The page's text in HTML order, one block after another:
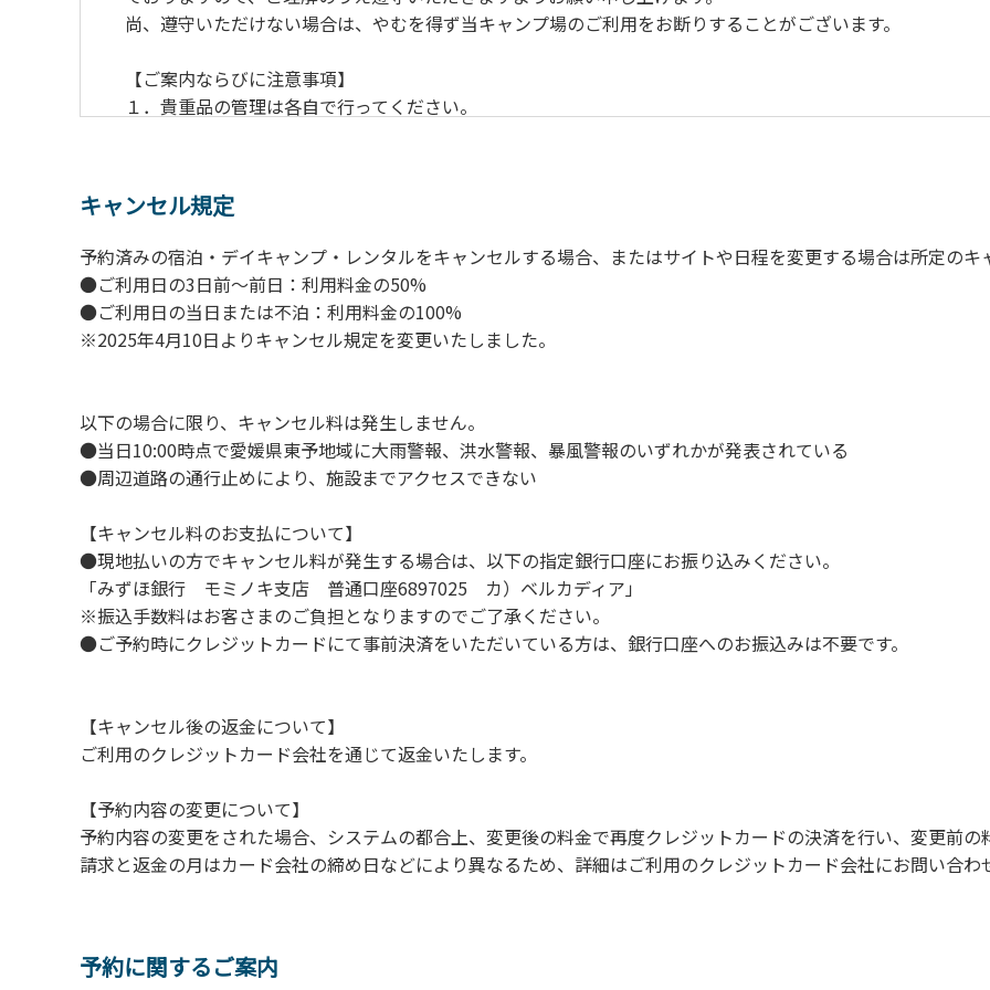
尚、遵守いただけない場合は、やむを得ず当キャンプ場のご利⽤をお断りすることがございます。
【ご案内ならびに注意事項】
１．貴重品の管理は各⾃で⾏ってください。
４．ゴミ（炭含む）は全てお持ち帰りください。
５．暴⼒団等反社会勢⼒及びその関係者ならびに公共の秩序、善良の⾵俗に反する恐れのある場合には、ご利
６．不可抗⼒以外の事由により建造物、家具、備品、その他の物品を損傷、紛失、汚染させた場合には、相
７．当キャンプ場内（駐⾞場を含む）での事故や盗難などにつきましては、⼀切の責任を負いかねます。
８．⾞中で宿泊される場合は、必ずエンジンを停⽌してください。
９．レンタル品はビジターセンターに返却してください。
１．花⽕（⼿持ちや打ち上げなど全て）
２．地⾯への直⽕による焚き⽕、BBQ、キャンプファイヤー
３．硬いボールでの野球、キャッチボール・サッカー
４．芝⽣をいためる恐れのある⾏為
５．⼤きな⾳で⾳楽や楽器などを鳴らす⾏為及びカラオケ
６．発電機の使⽤
７．申込みされたサイト以外のサイトの利⽤や共⽤部の占有⾏為
８．許可無く広告物の配布や掲⽰または物品の販売等を⾏なうこと
９．その他周りに迷惑となるような⾏為（夜間の⼤声での談笑等）や他⼈に嫌悪感を与えるような⾏為
１０．ペット同伴での利⽤
キャンセル規定
予約済みの宿泊・デイキャンプ・レンタルをキャンセルする場合、またはサイトや日程を変更する場合は所定のキ
●ご利用日の3日前～前日：利用料金の50%
●ご利用日の当日または不泊：利用料金の100%
※2025年4月10日よりキャンセル規定を変更いたしました。
以下の場合に限り、キャンセル料は発生しません。
●当日10:00時点で愛媛県東予地域に大雨警報、洪水警報、暴風警報のいずれかが発表されている
●周辺道路の通行止めにより、施設までアクセスできない
【キャンセル料のお支払について】
●現地払いの方でキャンセル料が発生する場合は、以下の指定銀行口座にお振り込みください。
「みずほ銀行 モミノキ支店 普通口座6897025 カ）ベルカディア」
※振込手数料はお客さまのご負担となりますのでご了承ください。
●ご予約時にクレジットカードにて事前決済をいただいている方は、銀行口座へのお振込みは不要です。
【キャンセル後の返金について】
ご利用のクレジットカード会社を通じて返金いたします。
【予約内容の変更について】
予約内容の変更をされた場合、システムの都合上、変更後の料金で再度クレジットカードの決済を行い、変更前の
請求と返金の月はカード会社の締め日などにより異なるため、詳細はご利用のクレジットカード会社にお問い合わ
予約に関するご案内